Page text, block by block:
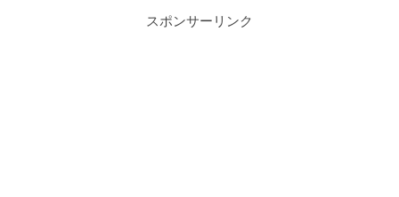
スポンサーリンク